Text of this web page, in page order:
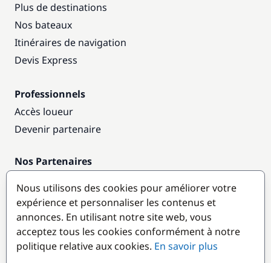
Plus de destinations
Nos bateaux
Itinéraires de navigation
Devis Express
Professionnels
Accès loueur
Devenir partenaire
Nos Partenaires
Destinations populaires
Nous utilisons des cookies pour améliorer votre
expérience et personnaliser les contenus et
annonces. En utilisant notre site web, vous
acceptez tous les cookies conformément à notre
politique relative aux cookies. En savoir plus